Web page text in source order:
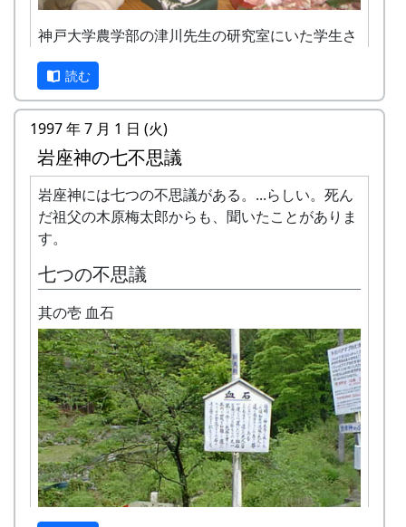
南ルートと北ルート
岩座神には、国道427号線から、二つの経路でア
神戸大学農学部の津川先生の研究室にいた学生さ
んたちが岩座神に帰ってきた。
女四人、男二人、全員同期だそうだ。二三年前に
卒業したのかな。今は、大阪、京都、淡路、三
重、遠くは東京に散らばって、それぞれに活躍し
ている。
研究室にいた時に、津川先生と一緒によく岩座神
に来ていた人たちが、わざわざ岩座神に里帰りし
て同窓会を開いてくれた訳だ。イラストの「岩座
ーだ。これはもう、歓迎しなければいけないだろ
う、という事で、岩座神の若い(と言っても立派
な中高年の)メンバーが七人寄って、酒食をふる
まうことにした次第だ。(中に一人、いや、実は
岩座神は初めてです、という人がいたけれど、そ
んなことは全然かまわない。)
岩座神イラストマップ（初版）
読む
1997 年 7 月 1 日 (火)
岩座神の七不思議
岩座神には七つの不思議がある。...らしい。死ん
だ祖父の木原梅太郎からも、聞いたことがありま
す。
七つの不思議
其の壱 血石